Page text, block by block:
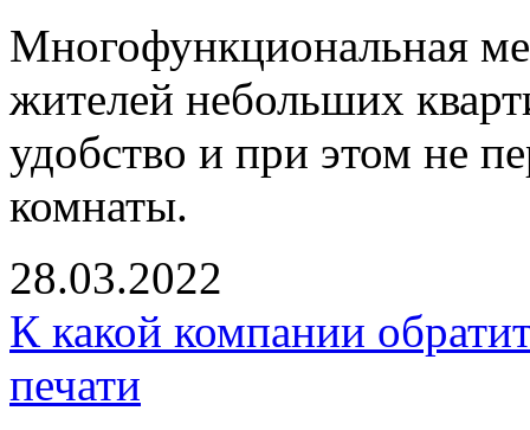
Многофункциональная
жителей небольших
удобство и при этом не
комнаты.
28.03.2022
К какой компании
печати